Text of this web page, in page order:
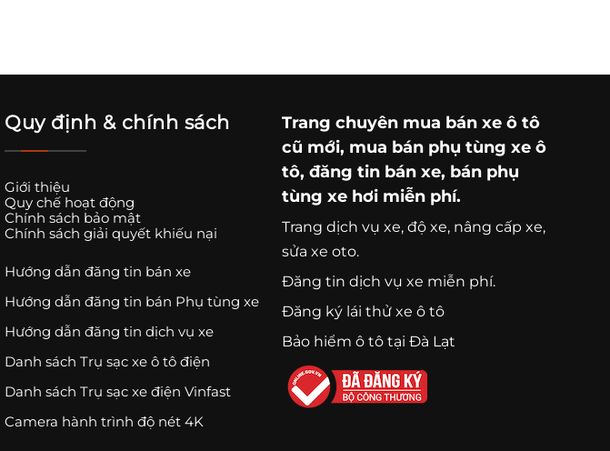
Quy định & chính sách
Giới thiệu
Quy chế hoạt động
Chính sách bảo mật
Chính sách giải quyết khiếu nại
Hướng dẫn đăng tin bán xe
Hướng dẫn đăng tin bán Phụ tùng xe
Hướng dẫn đăng tin dịch vụ xe
Danh sách Trụ sạc xe ô tô điện
Danh sách Trụ sạc xe điện Vinfast
Camera hành trình độ nét 4K
Trang chuyên mua bán xe ô tô
cũ mới, mua bán phụ tùng xe ô
tô, đăng tin bán xe, bán phụ
tùng xe hơi miễn phí.
Trang dịch vụ xe, độ xe, nâng cấp xe,
sửa xe oto.
Đăng tin dịch vụ xe miễn phí.
Đăng ký lái thử xe ô tô
Bảo hiểm ô tô tại Đà Lạt